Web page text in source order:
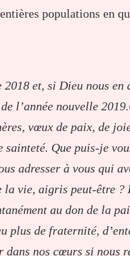
populations en
et, si Dieu nous en
l’année nouvelle
vœux de paix, de
sainteté. Que puis-je
adresser à vous qui
la vie, aigris peut-être ?
au don de la
plus de fraternité,
nos cœurs si nous